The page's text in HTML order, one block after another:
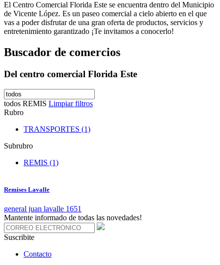
El Centro Comercial Florida Este se encuentra dentro del Municipio
de Vicente López. Es un paseo comercial a cielo abierto en el que
vas a poder disfrutar de una gran oferta de productos, servicios y
entretenimiento garantizado ¡Te invitamos a conocerlo!
Buscador de comercios
Del centro comercial Florida Este
todos REMIS Limpiar filtros
Rubro
TRANSPORTES (1)
Subrubro
REMIS (1)
Remises Lavalle
general juan lavalle 1651
Mantente informado de todas las novedades!
Suscribite
Contacto